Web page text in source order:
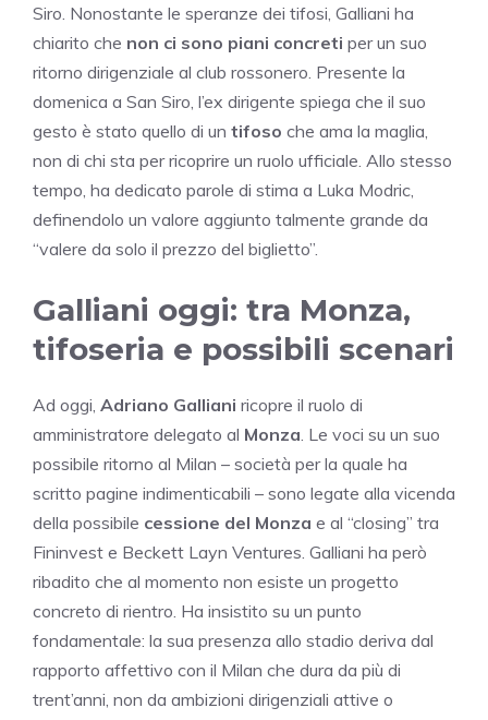
Siro. Nonostante le speranze dei tifosi, Galliani ha
chiarito che non ci sono piani concreti per un suo
ritorno dirigenziale al club rossonero. Presente la
domenica a San Siro, l’ex dirigente spiega che il suo
gesto è stato quello di un tifoso che ama la maglia,
non di chi sta per ricoprire un ruolo ufficiale. Allo stesso
tempo, ha dedicato parole di stima a Luka Modric,
definendolo un valore aggiunto talmente grande da
“valere da solo il prezzo del biglietto”.
Galliani oggi: tra Monza,
tifoseria e possibili scenari
Ad oggi, Adriano Galliani ricopre il ruolo di
amministratore delegato al Monza . Le voci su un suo
possibile ritorno al Milan – società per la quale ha
scritto pagine indimenticabili – sono legate alla vicenda
della possibile cessione del Monza e al “closing” tra
Fininvest e Beckett Layn Ventures. Galliani ha però
ribadito che al momento non esiste un progetto
concreto di rientro. Ha insistito su un punto
fondamentale: la sua presenza allo stadio deriva dal
rapporto affettivo con il Milan che dura da più di
trent’anni, non da ambizioni dirigenziali attive o